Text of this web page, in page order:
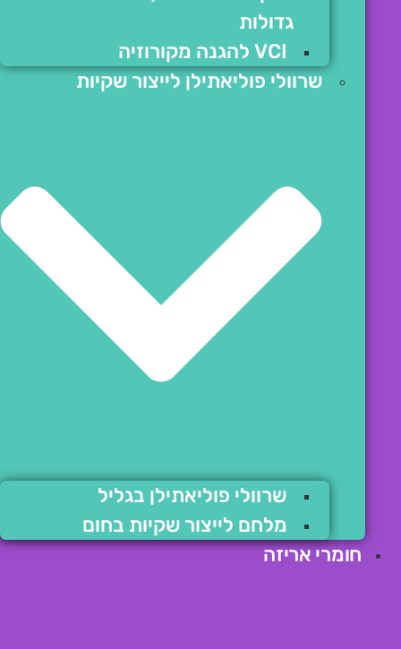
גדולות
VCI להגנה מקורוזיה
שרוולי פוליאתילן לייצור שקיות
שרוולי פוליאתילן בגליל
מלחם לייצור שקיות בחום
חומרי אריזה